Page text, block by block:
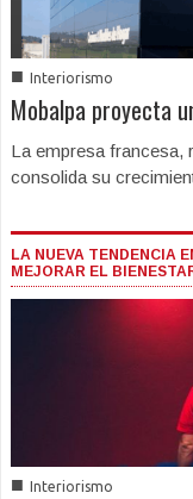
■ Interiorismo
Mobalpa proyecta
La empresa francesa,
consolida su
LA NUEVA TENDENCIA
MEJORAR EL
■ Interiorismo